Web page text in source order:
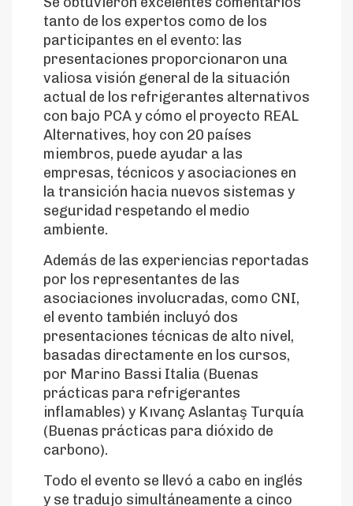
tanto de los expertos como de los
participantes en el evento: las
presentaciones proporcionaron una
valiosa visión general de la situación
actual de los refrigerantes alternativos
con bajo PCA y cómo el proyecto REAL
Alternatives, hoy con 20 países
miembros, puede ayudar a las
empresas, técnicos y asociaciones en
la transición hacia nuevos sistemas y
seguridad respetando el medio
ambiente.
Además de las experiencias reportadas
por los representantes de las
asociaciones involucradas, como CNI,
el evento también incluyó dos
presentaciones técnicas de alto nivel,
basadas directamente en los cursos,
por Marino Bassi Italia (Buenas
prácticas para refrigerantes
inflamables) y Kıvanç Aslantaş Turquía
(Buenas prácticas para dióxido de
carbono).
Todo el evento se llevó a cabo en inglés
y se tradujo simultáneamente a cinco